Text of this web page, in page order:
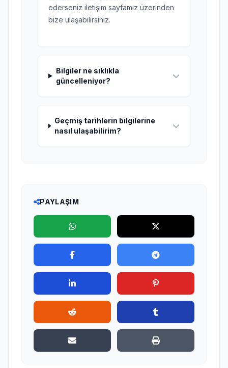
ederseniz iletişim sayfamız üzerinden
bize ulaşabilirsiniz.
Bilgiler ne sıklıkla
güncelleniyor?
Geçmiş tarihlerin bilgilerine
nasıl ulaşabilirim?
PAYLAŞIM